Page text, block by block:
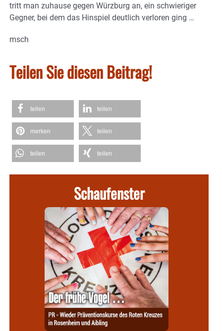
tritt man zuhause gegen Würzburg an, ein schwieriger
Gegner, bei dem das Hinspiel deutlich verloren ging …
msch
Teilen Sie diesen Beitrag!
teilen teilen
merken teilen
teilen teilen
Schaufenster